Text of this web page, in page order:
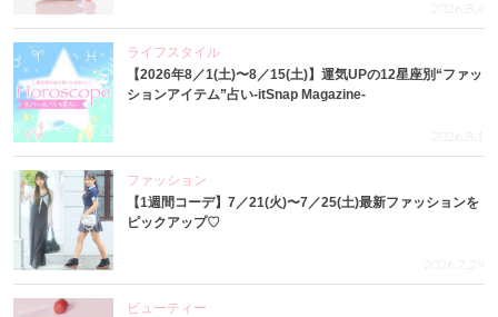
2026.8.4
ライフスタイル
【2026年8／1(土)〜8／15(土)】運気UPの12星座別“ファッ
ションアイテム”占い-itSnap Magazine-
2026.8.1
ファッション
【1週間コーデ】7／21(火)〜7／25(土)最新ファッションを
ピックアップ♡
2026.7.29
ビューティー